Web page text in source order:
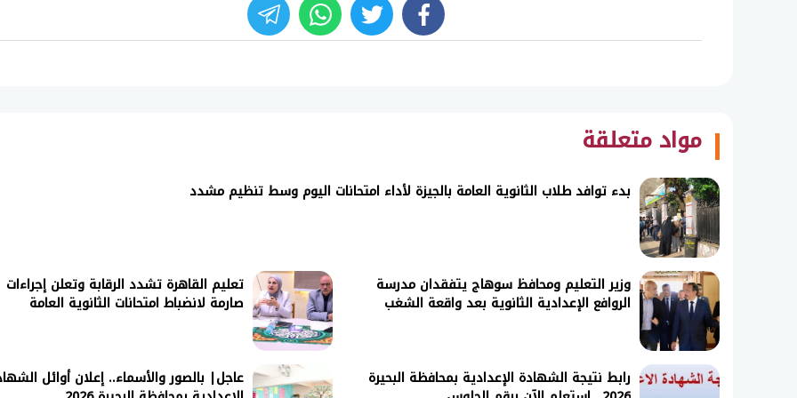
facebook
twitter
whats
مواد متعلقة
بدء توافد طلاب الثانوية العامة بالجيزة لأداء امتحانات اليوم وسط تنظيم مشدد
وزير التعليم ومحافظ سوهاج يتفقدان مدرسة
الروافع الإعدادية الثانوية بعد واقعة الشغب
تعليم القاهرة تشدد الرقابة وتعلن إجراءات
صارمة لانضباط امتحانات الثانوية العامة
رابط نتيجة الشهادة الإعدادية بمحافظة البحيرة عاجل| بالصور والأسماء.. إعلان أوائل